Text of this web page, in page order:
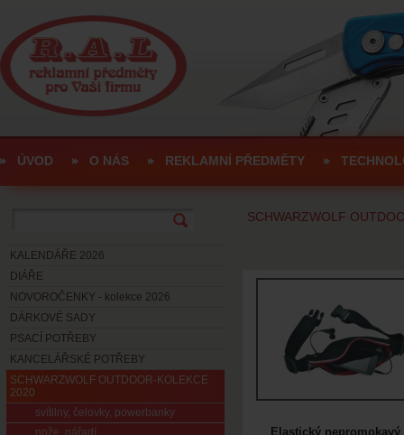
ÚVOD O NÁS REKLAMNÍ PŘEDMĚTY
KALENDÁŘE 2026
DIÁŘE
NOVOROČENKY - kolekce 2026
DÁRKOVÉ SADY
PSACÍ POTŘEBY
KANCELÁŘSKÉ POTŘEBY
SCHWARZWOLF OUTDOOR-KOLEKCE
2020
svítilny, čelovky, powerbanky
nože, nářadí
SCHWARZWOLF
Elastický nepromokavý